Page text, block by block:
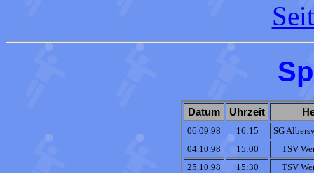
Datum Uhrzeit
06.09.98 16:15
SG
04.10.98
15:00
TSV
25.10.98
15:30
TSV